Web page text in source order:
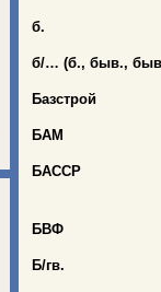
б.
б/… (б., быв.,
Базстрой
БАМ
БАССР
БВФ
Б/гв.